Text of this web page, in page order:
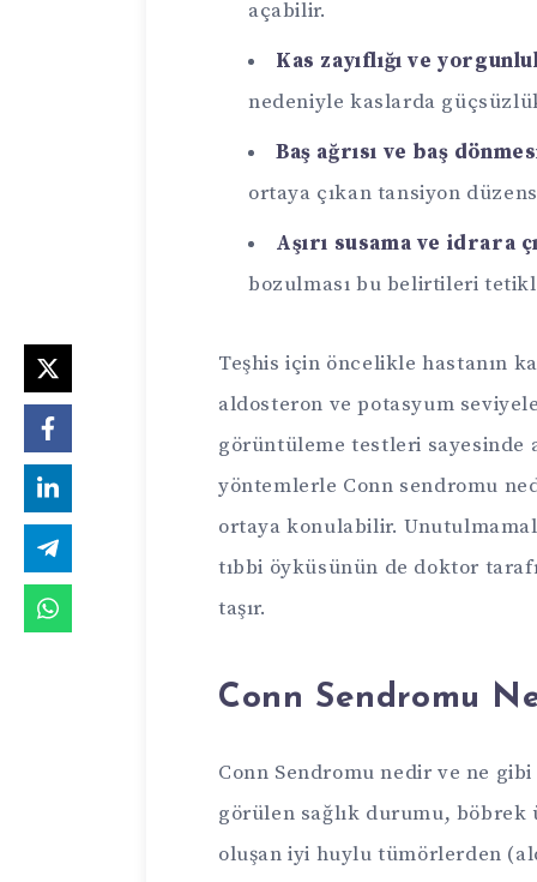
açabilir.
Kas zayıflığı ve
nedeniyle kaslarda
Baş ağrısı ve baş
ortaya çıkan tansiyon
Aşırı susama ve idrara
bozulması bu belirtileri
Teşhis için öncelikle hastanın
aldosteron ve potasyum
görüntüleme testleri sayesinde
yöntemlerle Conn sendromu
ortaya konulabilir.
tıbbi öyküsünün de doktor
taşır.
Conn Sendromu
Conn Sendromu nedir ve ne
görülen sağlık durumu,
oluşan iyi huylu tümörlerden